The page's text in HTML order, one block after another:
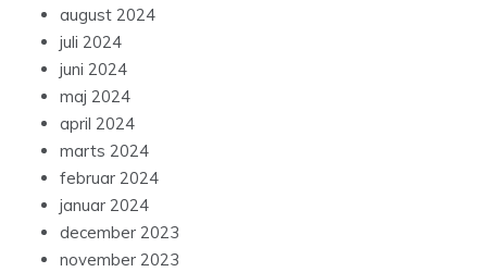
august 2024
juli 2024
juni 2024
maj 2024
april 2024
marts 2024
februar 2024
januar 2024
december 2023
november 2023